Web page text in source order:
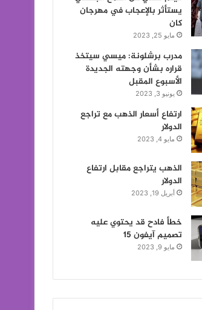
يستأثر بالإعجاب في مهرجان
كان
مايو 25, 2023
مدرب برشلونة: ميسي سيتخذ
قراره بشأن وجهته الجديدة
الأسبوع المقبل
يونيو 3, 2023
ارتفاع أسعار الذهب مع تراجع
الدولار
مايو 4, 2023
الذهب يتراجع مقابل ارتفاع
الدولار
أبريل 19, 2023
خطأ فادح قد يحتوي عليه
تصميم آيفون 15
مايو 9, 2023